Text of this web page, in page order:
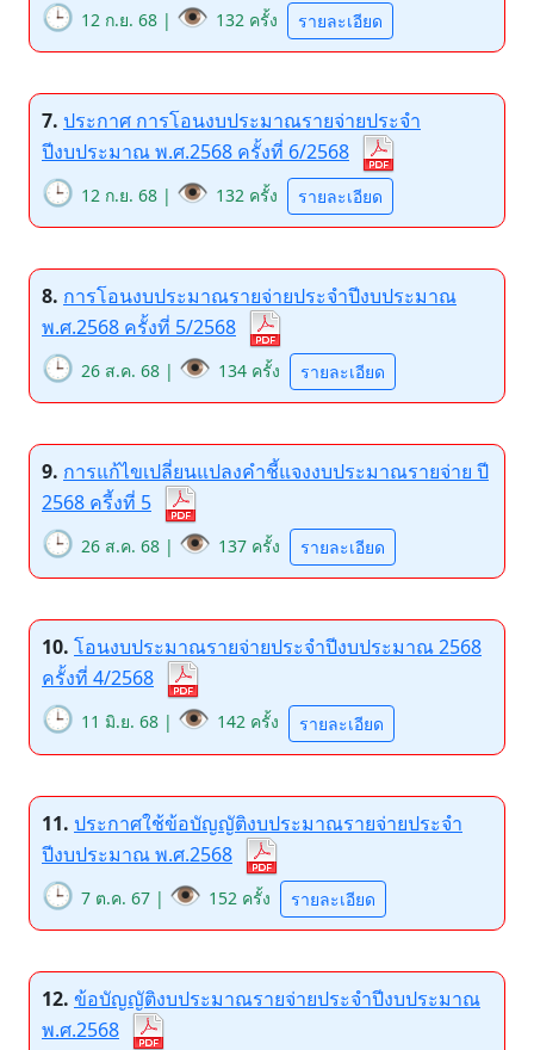
🕒 12 ก.ย. 68 | 👁️ 132 ครั้ง รายละเอียด
7. ประกาศ การโอนงบประมาณรายจ่ายประจำ
ปีงบประมาณ พ.ศ.2568 ครั้งที่ 6/2568
🕒 12 ก.ย. 68 | 👁️ 132 ครั้ง รายละเอียด
8. การโอนงบประมาณรายจ่ายประจำปีงบประมาณ
พ.ศ.2568 ครั้งที่ 5/2568
🕒 26 ส.ค. 68 | 👁️ 134 ครั้ง รายละเอียด
9. การแก้ไขเปลี่ยนแปลงคำชี้แจงงบประมาณรายจ่าย ปี
2568 ครี้งที่ 5
🕒 26 ส.ค. 68 | 👁️ 137 ครั้ง รายละเอียด
10. โอนงบประมาณรายจ่ายประจำปีงบประมาณ 2568
ครั้งที่ 4/2568
🕒 11 มิ.ย. 68 | 👁️ 142 ครั้ง รายละเอียด
11. ประกาศใช้ข้อบัญญัติงบประมาณรายจ่ายประจำ
ปีงบประมาณ พ.ศ.2568
🕒 7 ต.ค. 67 | 👁️ 152 ครั้ง รายละเอียด
12. ข้อบัญญัติงบประมาณรายจ่ายประจำปีงบประมาณ
พ.ศ.2568